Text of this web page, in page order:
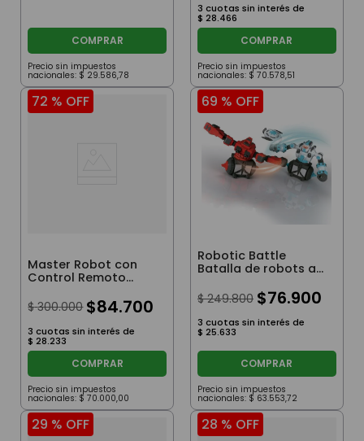
COMPRAR
Precio sin impuestos
nacionales: $ 29.586,78
3 cuotas sin interés de
$ 28.466
COMPRAR
Precio sin impuestos
nacionales: $ 70.578,51
72 % OFF
Master Robot con
Control Remoto
$ 300.000 $84.700
3 cuotas sin interés de
$ 28.233
COMPRAR
Precio sin impuestos
nacionales: $ 70.000,00
69 % OFF
Robotic Battle
Batalla de robots a
$ 249.800 $76.900
3 cuotas sin interés de
$ 25.633
COMPRAR
Precio sin impuestos
nacionales: $ 63.553,72
29 % OFF 28 % OFF